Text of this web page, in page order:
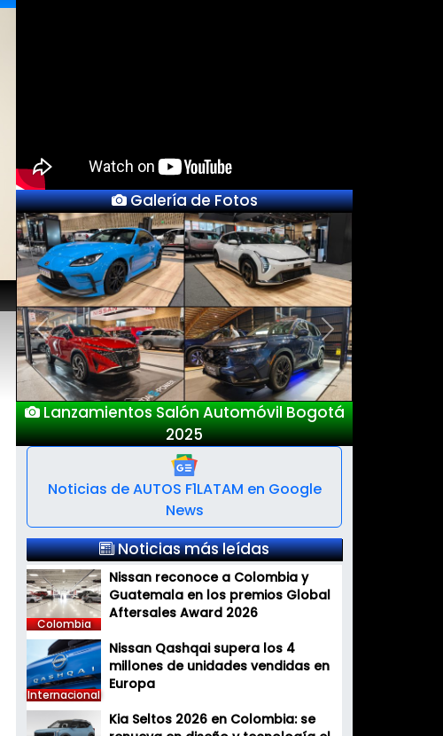
Galería de Fotos
Lanzamientos Salón Automóvil Bogotá
2025
Previous Next
Noticias de AUTOS F1LATAM en Google
News
Noticias más leídas
Colombia
Nissan reconoce a Colombia y
Guatemala en los premios Global
Aftersales Award 2026
Internacional
Nissan Qashqai supera los 4
millones de unidades vendidas en
Europa
Kia Seltos 2026 en Colombia: se